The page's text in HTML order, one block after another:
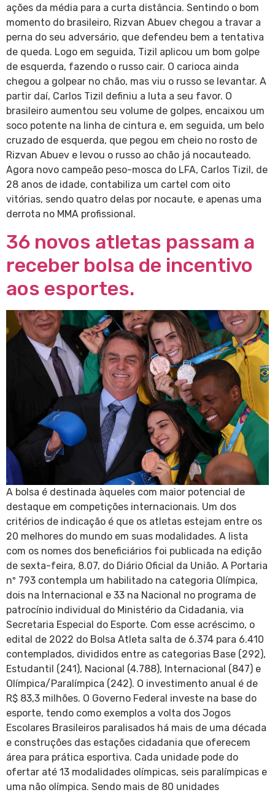
ações da média para a curta distância. Sentindo o bom
momento do brasileiro, Rizvan Abuev chegou a travar a
perna do seu adversário, que defendeu bem a tentativa
de queda. Logo em seguida, Tizil aplicou um bom golpe
de esquerda, fazendo o russo cair. O carioca ainda
chegou a golpear no chão, mas viu o russo se levantar. A
partir daí, Carlos Tizil definiu a luta a seu favor. O
brasileiro aumentou seu volume de golpes, encaixou um
soco potente na linha de cintura e, em seguida, um belo
cruzado de esquerda, que pegou em cheio no rosto de
Rizvan Abuev e levou o russo ao chão já nocauteado.
Agora novo campeão peso-mosca do LFA, Carlos Tizil, de
28 anos de idade, contabiliza um cartel com oito
vitórias, sendo quatro delas por nocaute, e apenas uma
derrota no MMA profissional.
36 novos atletas passam a
receber bolsa de incentivo
aos esportes.
A bolsa é destinada àqueles com maior potencial de
destaque em competições internacionais. Um dos
critérios de indicação é que os atletas estejam entre os
20 melhores do mundo em suas modalidades. A lista
com os nomes dos beneficiários foi publicada na edição
de sexta-feira, 8.07, do Diário Oficial da União. A Portaria
nº 793 contempla um habilitado na categoria Olímpica,
dois na Internacional e 33 na Nacional no programa de
patrocínio individual do Ministério da Cidadania, via
Secretaria Especial do Esporte. Com esse acréscimo, o
edital de 2022 do Bolsa Atleta salta de 6.374 para 6.410
contemplados, divididos entre as categorias Base (292),
Estudantil (241), Nacional (4.788), Internacional (847) e
Olímpica/Paralímpica (242). O investimento anual é de
R$ 83,3 milhões. O Governo Federal investe na base do
esporte, tendo como exemplos a volta dos Jogos
Escolares Brasileiros paralisados há mais de uma década
e construções das estações cidadania que oferecem
área para prática esportiva. Cada unidade pode do
ofertar até 13 modalidades olímpicas, seis paralímpicas e
uma não olímpica. Sendo mais de 80 unidades